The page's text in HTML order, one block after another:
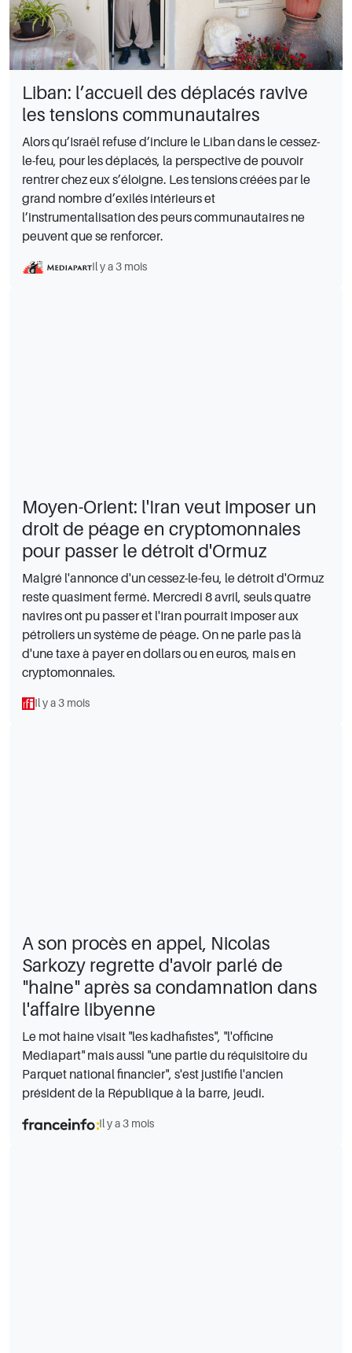
Liban: l’accueil des déplacés ravive
les tensions communautaires
Alors qu’Israël refuse d’inclure le Liban dans le cessez-
le-feu, pour les déplacés, la perspective de pouvoir
rentrer chez eux s’éloigne. Les tensions créées par le
grand nombre d’exilés intérieurs et
l’instrumentalisation des peurs communautaires ne
peuvent que se renforcer.
Il y a 3 mois
Moyen-Orient: l'Iran veut imposer un
droit de péage en cryptomonnaies
pour passer le détroit d'Ormuz
Malgré l'annonce d'un cessez-le-feu, le détroit d'Ormuz
reste quasiment fermé. Mercredi 8 avril, seuls quatre
navires ont pu passer et l'Iran pourrait imposer aux
pétroliers un système de péage. On ne parle pas là
d'une taxe à payer en dollars ou en euros, mais en
cryptomonnaies.
Il y a 3 mois
A son procès en appel, Nicolas
Sarkozy regrette d'avoir parlé de
"haine" après sa condamnation dans
l'affaire libyenne
Le mot haine visait "les kadhafistes", "l'officine
Mediapart" mais aussi "une partie du réquisitoire du
Parquet national financier", s'est justifié l'ancien
président de la République à la barre, jeudi.
Il y a 3 mois